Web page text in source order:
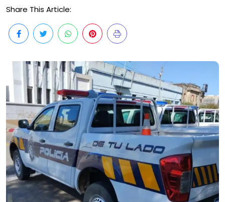
Share This Article: